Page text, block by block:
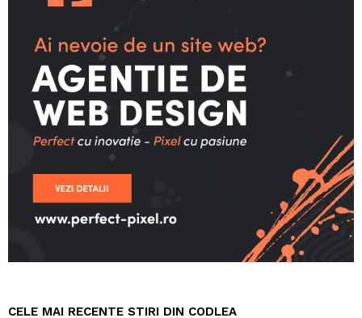
CELE MAI RECENTE STIRI DIN CODLEA